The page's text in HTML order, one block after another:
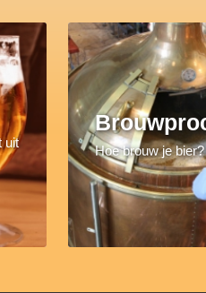
uit
Hoe brouw je bier?